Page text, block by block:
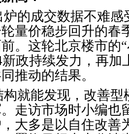
炉的成交数据不难
量价稳步回升的春
。这轮北京楼市的
政持续发力，再加
推动的结果。
就能发现，改善型
走访市场时小编也
大多是以自住改善